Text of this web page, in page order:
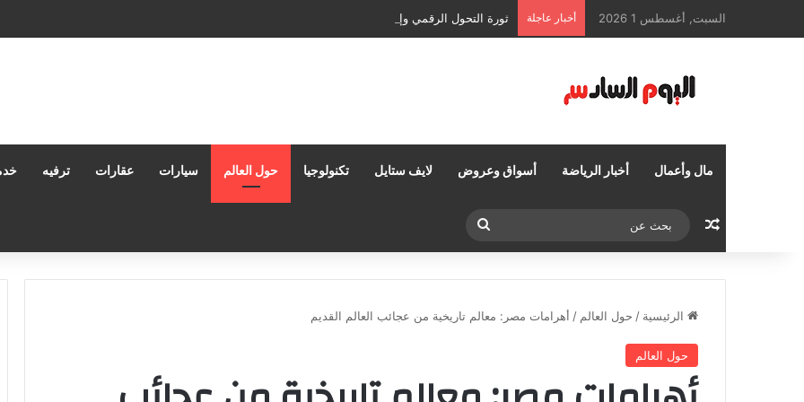
السبت, أغسطس 1 2026 أخبار عاجلة ثورة التحول الرقمي وإدارة المستندات: كيف تعزز إنتاجيتك وتحمي بياناتك في بيئات العمل الحديثة؟
مال وأعمال أخبار الرياضة أسواق وعروض لايف ستايل تكنولوجيا حول العالم سيارات عقارات ترفيه
مقال عشوائي
عن
الرئيسية / حول العالم / أهرامات مصر: معالم تاريخية من عجائب العالم القديم
حول العالم